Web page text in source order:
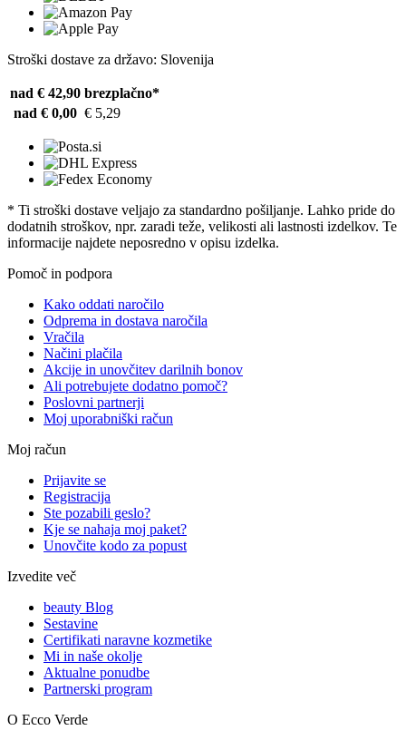
Stroški dostave za državo: Slovenija
nad € 42,90 brezplačno*
nad € 0,00 € 5,29
* Ti stroški dostave veljajo za standardno pošiljanje. Lahko pride do
dodatnih stroškov, npr. zaradi teže, velikosti ali lastnosti izdelkov. Te
informacije najdete neposredno v opisu izdelka.
Pomoč in podpora
Kako oddati naročilo
Odprema in dostava naročila
Vračila
Načini plačila
Akcije in unovčitev darilnih bonov
Ali potrebujete dodatno pomoč?
Poslovni partnerji
Moj uporabniški račun
Moj račun
Prijavite se
Registracija
Ste pozabili geslo?
Kje se nahaja moj paket?
Unovčite kodo za popust
Izvedite več
beauty Blog
Sestavine
Certifikati naravne kozmetike
Mi in naše okolje
Aktualne ponudbe
Partnerski program
O Ecco Verde